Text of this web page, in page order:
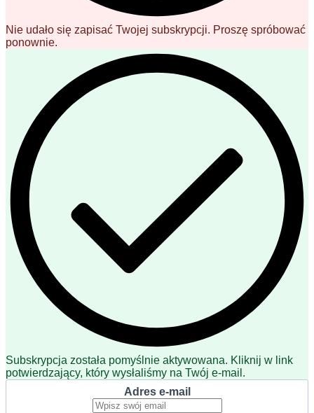
Nie udało się zapisać Twojej subskrypcji. Proszę spróbować
ponownie.
Subskrypcja została pomyślnie aktywowana. Kliknij w link
potwierdzający, który wysłaliśmy na Twój e-mail.
Adres e-mail